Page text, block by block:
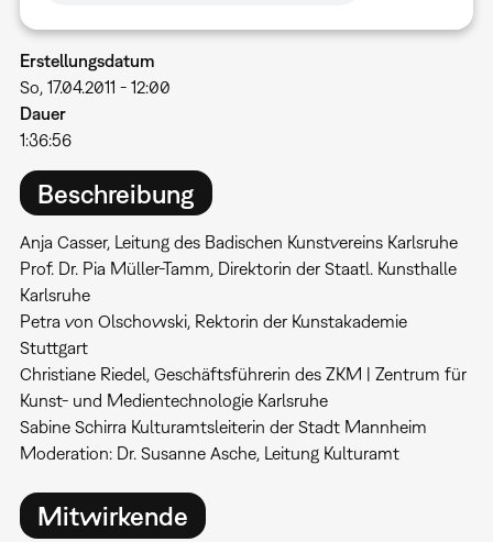
Erstellungsdatum
So, 17.04.2011 - 12:00
Dauer
1:36:56
Beschreibung
Anja Casser, Leitung des Badischen Kunstvereins Karlsruhe
Prof. Dr. Pia Müller-Tamm, Direktorin der Staatl. Kunsthalle
Karlsruhe
Petra von Olschowski, Rektorin der Kunstakademie
Stuttgart
Christiane Riedel, Geschäftsführerin des ZKM | Zentrum für
Kunst- und Medientechnologie Karlsruhe
Sabine Schirra Kulturamtsleiterin der Stadt Mannheim
Moderation: Dr. Susanne Asche, Leitung Kulturamt
Mitwirkende